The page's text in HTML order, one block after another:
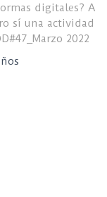
digitales? A
sí una actividad
2022